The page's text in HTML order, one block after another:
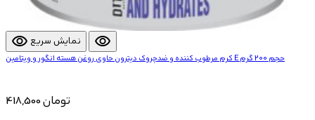
visibility نمایش سریع visibility
کرم مرطوب کننده و ضدچروک دیترون حاوی روغن هسته انگور و ویتامین E حجم 200 گرم
418,500 تومان